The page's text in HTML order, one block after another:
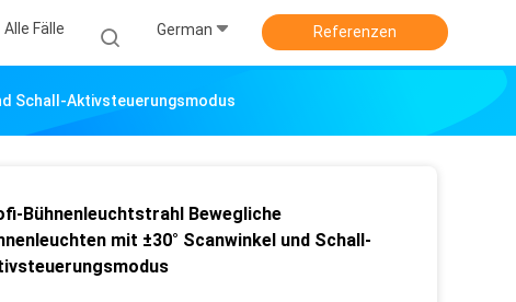
Alle Fälle German Referenzen
Schall-Aktivsteuerungsmodus
Bühnenleuchtstrahl Bewegliche
mit ±30° Scanwinkel und Schall-